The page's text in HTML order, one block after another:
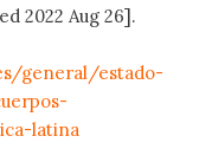
2022 Aug 26].
general/estado-
latina